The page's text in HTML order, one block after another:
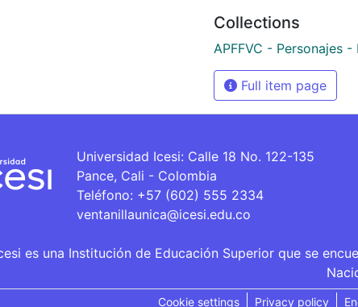
Collections
APFFVC - Personajes -
Full item page
Universidad Icesi: Calle 18 No. 122-135
Pance, Cali - Colombia
Teléfono: +57 (602) 555 2334
ventanillaunica@icesi.edu.co
es una Institución de Educación Superior que se
Cookie settings Privacy policy